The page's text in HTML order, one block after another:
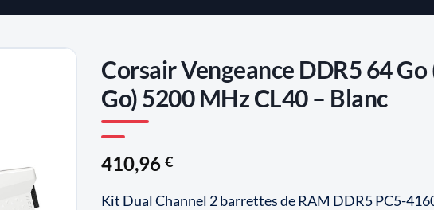
Corsair Vengeance DDR5 64 Go
Go) 5200 MHz CL40 – Blanc
410,96 €
Kit Dual Channel 2 barrettes de RAM DDR5 PC5-